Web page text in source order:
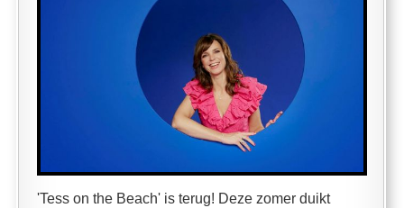
'Tess on the Beach' is terug! Deze zomer duikt